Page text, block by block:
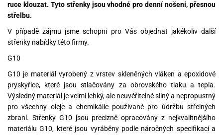
ruce klouzat. Tyto střenky jsou vhodné pro denní nošení, přesnou
střelbu.
V případě zájmu jsme schopni pro Vás objednat jakékoliv další
střenky nabídky této firmy.
G10
G10 je materiál vyrobený z vrstev skleněných vláken a epoxidové
pryskyřice, které jsou stlačovány za obrovského tlaku a tepla.
Výsledný materiál je velmi lehký, ale neuvěřitelně silný a nepropustný
pro všechny oleje a chemikálie používané pro údržbu střelných
zbraní. Střenky G10 jsou precizně opracovány z nejkvalitnějšího
materiálu G10, které jsou vyráběny podle náročných specifikací a